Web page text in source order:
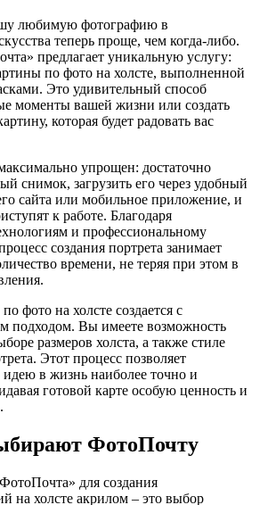
любимую фотографию в
теперь проще, чем когда-либо.
предлагает уникальную услугу:
по фото на холсте, выполненной
Это удивительный способ
моменты вашей жизни или создать
которая будет радовать вас
упрощен: достаточно
снимок, загрузить его через удобный
сайта или мобильное приложение, и
к работе. Благодаря
и профессиональному
создания портрета занимает
времени, не теряя при этом в
фото на холсте создается с
подходом. Вы имеете возможность
размеров холста, а также стиле
Этот процесс позволяет
в жизнь наиболее точно и
готовой карте особую ценность и
ФотоПочту
для создания
на холсте акрилом – это выбор